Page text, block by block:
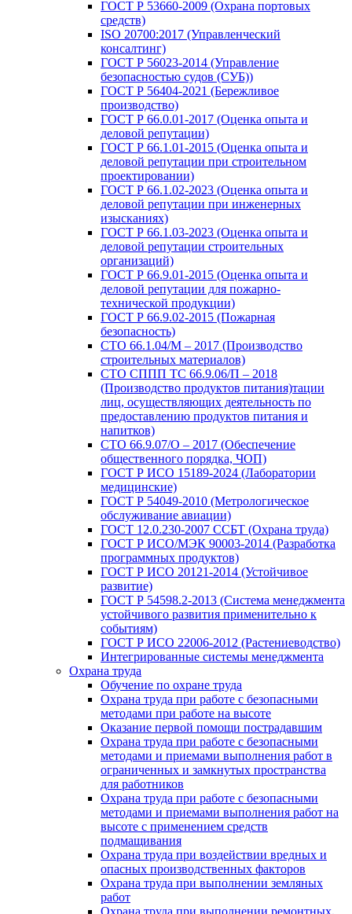
ГОСТ Р 53660-2009 (Охрана портовых
средств)
ISO 20700:2017 (Управленческий
консалтинг)
ГОСТ Р 56023-2014 (Управление
безопасностью судов (СУБ))
ГОСТ Р 56404-2021 (Бережливое
производство)
ГОСТ Р 66.0.01-2017 (Оценка опыта и
деловой репутации)
ГОСТ Р 66.1.01-2015 (Оценка опыта и
деловой репутации при строительном
проектировании)
ГОСТ Р 66.1.02-2023 (Оценка опыта и
деловой репутации при инженерных
изысканиях)
ГОСТ Р 66.1.03-2023 (Оценка опыта и
деловой репутации строительных
организаций)
ГОСТ Р 66.9.01-2015 (Оценка опыта и
деловой репутации для пожарно-
технической продукции)
ГОСТ Р 66.9.02-2015 (Пожарная
безопасность)
СТО 66.1.04/М – 2017 (Производство
строительных материалов)
СТО СППП ТС 66.9.06/П – 2018
(Производство продуктов питания)тации
лиц, осуществляющих деятельность по
предоставлению продуктов питания и
напитков)
СТО 66.9.07/О – 2017 (Обеспечение
общественного порядка, ЧОП)
ГОСТ Р ИСО 15189-2024 (Лаборатории
медицинские)
ГОСТ Р 54049-2010 (Метрологическое
обслуживание авиации)
ГОСТ 12.0.230-2007 ССБТ (Охрана труда)
ГОСТ Р ИСО/МЭК 90003-2014 (Разработка
программных продуктов)
ГОСТ Р ИСО 20121-2014 (Устойчивое
развитие)
ГОСТ Р 54598.2-2013 (Система менеджмента
устойчивого развития применительно к
событиям)
ГОСТ Р ИСО 22006-2012 (Растениеводство)
Интегрированные системы менеджмента
Охрана труда
Обучение по охране труда
Охрана труда при работе с безопасными
методами при работе на высоте
Оказание первой помощи пострадавшим
Охрана труда при работе с безопасными
методами и приемами выполнения работ в
ограниченных и замкнутых пространства
для работников
Охрана труда при работе с безопасными
методами и приемами выполнения работ на
высоте с применением средств
подмащивания
Охрана труда при воздействии вредных и
опасных производственных факторов
Охрана труда при выполнении земляных
работ
Охрана труда при выполнении ремонтных,